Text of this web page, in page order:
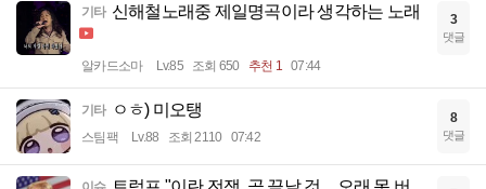
기타 신해철노래중 제일명곡이라 생각하는 노래
알카드소마 Lv.85 조회 650 추천 1 07:44
3
댓글
기타 ㅇㅎ) 미오탱
스팀팩 Lv.88 조회 2110 07:42
8
댓글